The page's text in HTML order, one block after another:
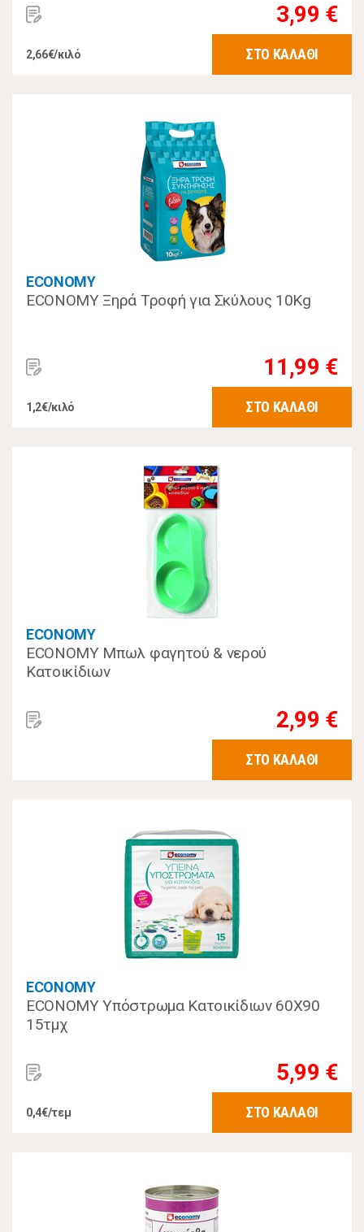
3,99 €
2,66€/κιλό ΣΤΟ ΚΑΛΑΘΙ
ECONOMY
ECONOMY Ξηρά Τροφή για Σκύλους 10Kg
11,99 €
1,2€/κιλό ΣΤΟ ΚΑΛΑΘΙ
ECONOMY
ECONOMY Μπωλ φαγητού & νερού
Κατοικίδιων
2,99 €
ΣΤΟ ΚΑΛΑΘΙ
ECONOMY
ECONOMY Υπόστρωμα Κατοικίδιων 60Χ90
15τμχ
5,99 €
0,4€/τεμ ΣΤΟ ΚΑΛΑΘΙ